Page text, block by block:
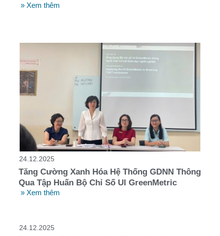
» Xem thêm
24.12.2025
Tăng Cường Xanh Hóa Hệ Thống GDNN Thông
Qua Tập Huấn Bộ Chỉ Số UI GreenMetric
» Xem thêm
24.12.2025